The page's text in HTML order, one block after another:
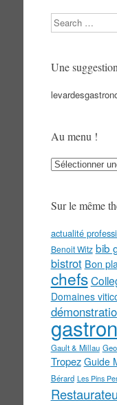
Search
Une
Au menu !
Au
Sur le même
actualité
Benoit Witz bib
bistrot Bon
chefs
Domaines
Gault & Millau
Tropez Guide
Bérard Les Pins